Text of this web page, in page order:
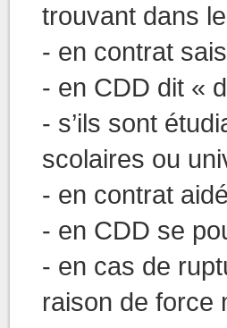
trouvant dans
- en contrat
- en CDD dit «
- s’ils sont
scolaires ou
- en contrat
- en CDD se
- en cas de
raison de force